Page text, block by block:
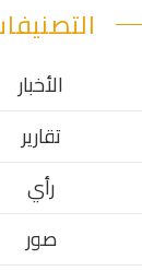
الأخبار
تقارير
رأي
صور